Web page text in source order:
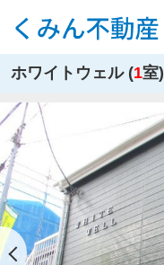
ホワイトウェル (1室)